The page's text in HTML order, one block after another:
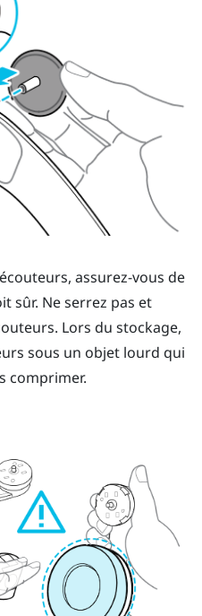
assurez-vous de
sûr. Ne serrez pas et
Lors du stockage,
sous un objet lourd qui
comprimer.